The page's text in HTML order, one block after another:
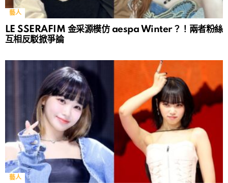
藝人
LE SSERAFIM 金采源模仿 aespa Winter？！兩者粉絲
互相反駁掀爭論
藝人